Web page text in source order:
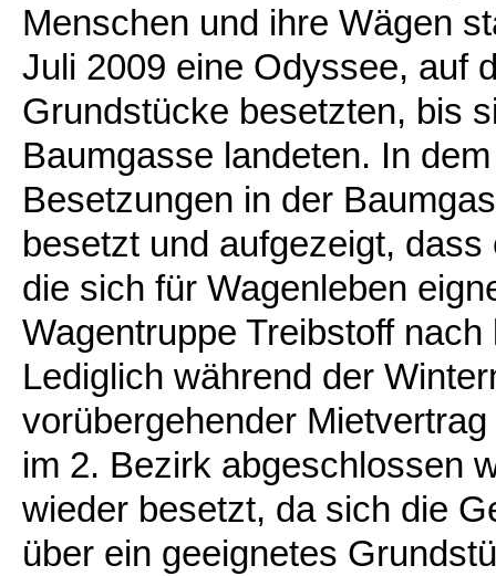
Menschen und ihre Wägen
Juli 2009 eine Odyssee, auf
Grundstücke besetzten, bis
Baumgasse landeten. In
Besetzungen in der
besetzt und aufgezeigt,
die sich für Wagenleben
Wagentruppe Treibstoff
Lediglich während der
vorübergehender
im 2. Bezirk abgeschlossen
wieder besetzt, da sich die
über ein geeignetes